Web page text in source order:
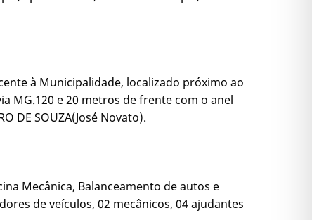
à Municipalidade, localizado próximo ao
MG.120 e 20 metros de frente com o anel
DE SOUZA(José Novato).
Mecânica, Balanceamento de autos e
de veículos, 02 mecânicos, 04 ajudantes